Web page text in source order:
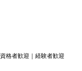
格者歓迎｜経験者歓迎